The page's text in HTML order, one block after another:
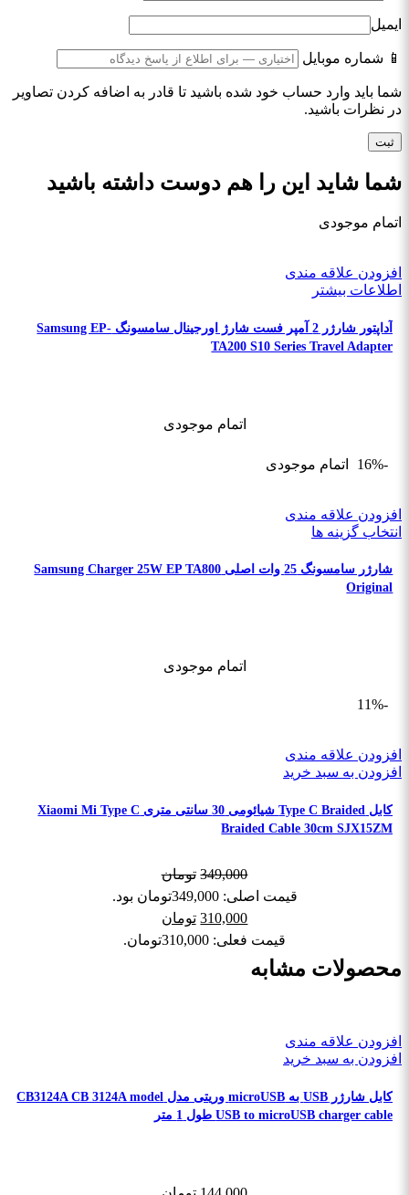
ایمیل
📱 شماره موبایل
شما باید وارد حساب خود شده باشید تا قادر به اضافه کردن تصاویر
در نظرات باشید.
شما شاید این را هم دوست داشته باشید
اتمام موجودی
افزودن علاقه مندی
اطلاعات بیشتر
آداپتور شارژر 2 آمپر فست شارژ اورجینال سامسونگ Samsung EP-
TA200 S10 Series Travel Adapter
اتمام موجودی
-16% اتمام موجودی
افزودن علاقه مندی
انتخاب گزینه ها
شارژر سامسونگ 25 وات اصلی Samsung Charger 25W EP TA800
Original
اتمام موجودی
-11%
افزودن علاقه مندی
افزودن به سبد خرید
کابل Type C Braided شیائومی 30 سانتی متری Xiaomi Mi Type C
Braided Cable 30cm SJX15ZM
349,000 تومان
قیمت اصلی: 349,000تومان بود.
310,000 تومان
قیمت فعلی: 310,000تومان.
محصولات مشابه
افزودن علاقه مندی
افزودن به سبد خرید
کابل شارژر USB به microUSB وریتی مدل CB3124A CB 3124A model
USB to microUSB charger cable طول 1 متر